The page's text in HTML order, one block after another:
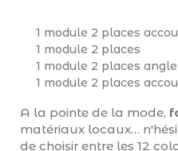
1 module 2 places
1 module 2 places
1 module 2 places
1 module 2 places
A la pointe de la mode,
matériaux locaux…
de choisir entre les 12